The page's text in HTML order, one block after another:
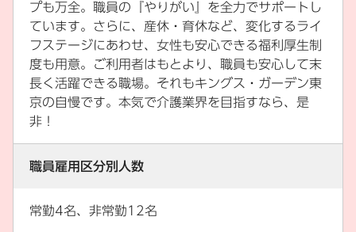
プも万全。職員の『やりがい』を全力でサポートし
ています。さらに、産休・育休など、変化するライ
フステージにあわせ、女性も安心できる福利厚生制
度も用意。ご利用者はもとより、職員も安心して末
長く活躍できる職場。それもキングス・ガーデン東
京の自慢です。本気で介護業界を目指すなら、是
非！
職員雇用区分別人数
常勤4名、非常勤12名